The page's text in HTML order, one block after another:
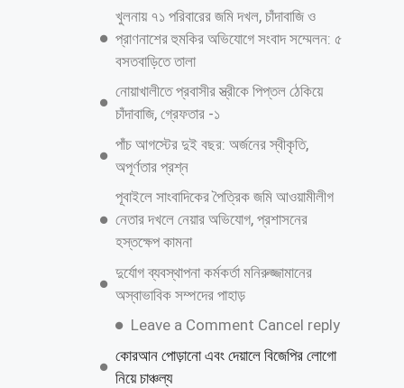
খুলনায় ৭১ পরিবারের জমি দখল, চাঁদাবাজি ও
প্রাণনাশের হুমকির অভিযোগে সংবাদ সম্মেলন: ৫
বসতবাড়িতে তালা
নোয়াখালীতে প্রবাসীর স্ত্রীকে পিপ্তল ঠেকিয়ে
চাঁদাবাজি, গ্রেফতার -১
পাঁচ আগস্টের দুই বছর: অর্জনের স্বীকৃতি,
অপূর্ণতার প্রশ্ন
পূবাইলে সাংবাদিকের পৈত্রিক জমি আওয়ামীলীগ
নেতার দখলে নেয়ার অভিযোগ, প্রশাসনের
হস্তক্ষেপ কামনা
দুর্যোগ ব্যবস্থাপনা কর্মকর্তা মনিরুজ্জামানের
অস্বাভাবিক সম্পদের পাহাড়
Leave a Comment Cancel reply
কোরআন পোড়ানো এবং দেয়ালে বিজেপির লোগো
নিয়ে চাঞ্চল্য